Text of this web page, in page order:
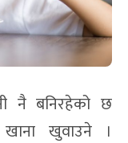
नै बनिरहेको छ
खाना खुवाउने ।